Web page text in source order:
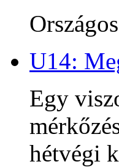
U14:
Egy
hétvégi